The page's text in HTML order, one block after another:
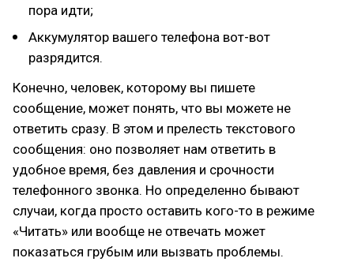
пора идти;
Аккумулятор вашего телефона вот-вот
разрядится.
Конечно, человек, которому вы пишете
сообщение, может понять, что вы можете не
ответить сразу. В этом и прелесть текстового
сообщения: оно позволяет нам ответить в
удобное время, без давления и срочности
телефонного звонка. Но определенно бывают
случаи, когда просто оставить кого-то в режиме
«Читать» или вообще не отвечать может
показаться грубым или вызвать проблемы.